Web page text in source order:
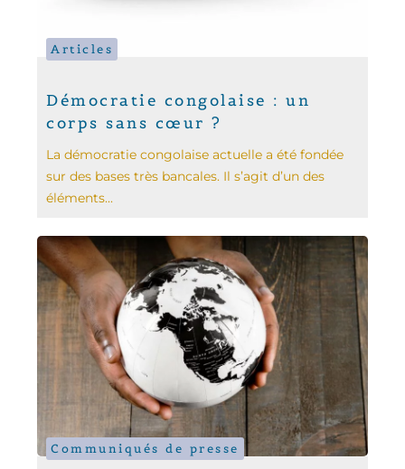
Articles
Démocratie congolaise : un
corps sans cœur ?
La démocratie congolaise actuelle a été fondée
sur des bases très bancales. Il s’agit d’un des
éléments...
Communiqués de presse